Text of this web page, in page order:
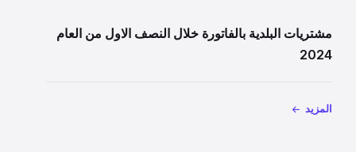
مشتريات البلدية بالفاتورة خلال النصف الاول من العام
2024
المزيد